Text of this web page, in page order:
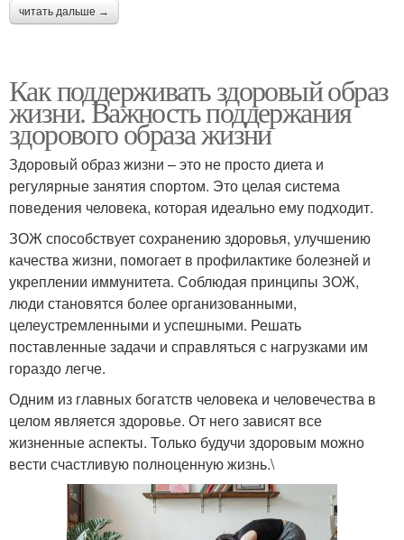
читать дальше →
Как поддерживать здоровый образ
жизни. Важность поддержания
здорового образа жизни
Здоровый образ жизни – это не просто диета и
регулярные занятия спортом. Это целая система
поведения человека, которая идеально ему подходит.
ЗОЖ способствует сохранению здоровья, улучшению
качества жизни, помогает в профилактике болезней и
укреплении иммунитета. Соблюдая принципы ЗОЖ,
люди становятся более организованными,
целеустремленными и успешными. Решать
поставленные задачи и справляться с нагрузками им
гораздо легче.
Одним из главных богатств человека и человечества в
целом является здоровье. От него зависят все
жизненные аспекты. Только будучи здоровым можно
вести счастливую полноценную жизнь.\